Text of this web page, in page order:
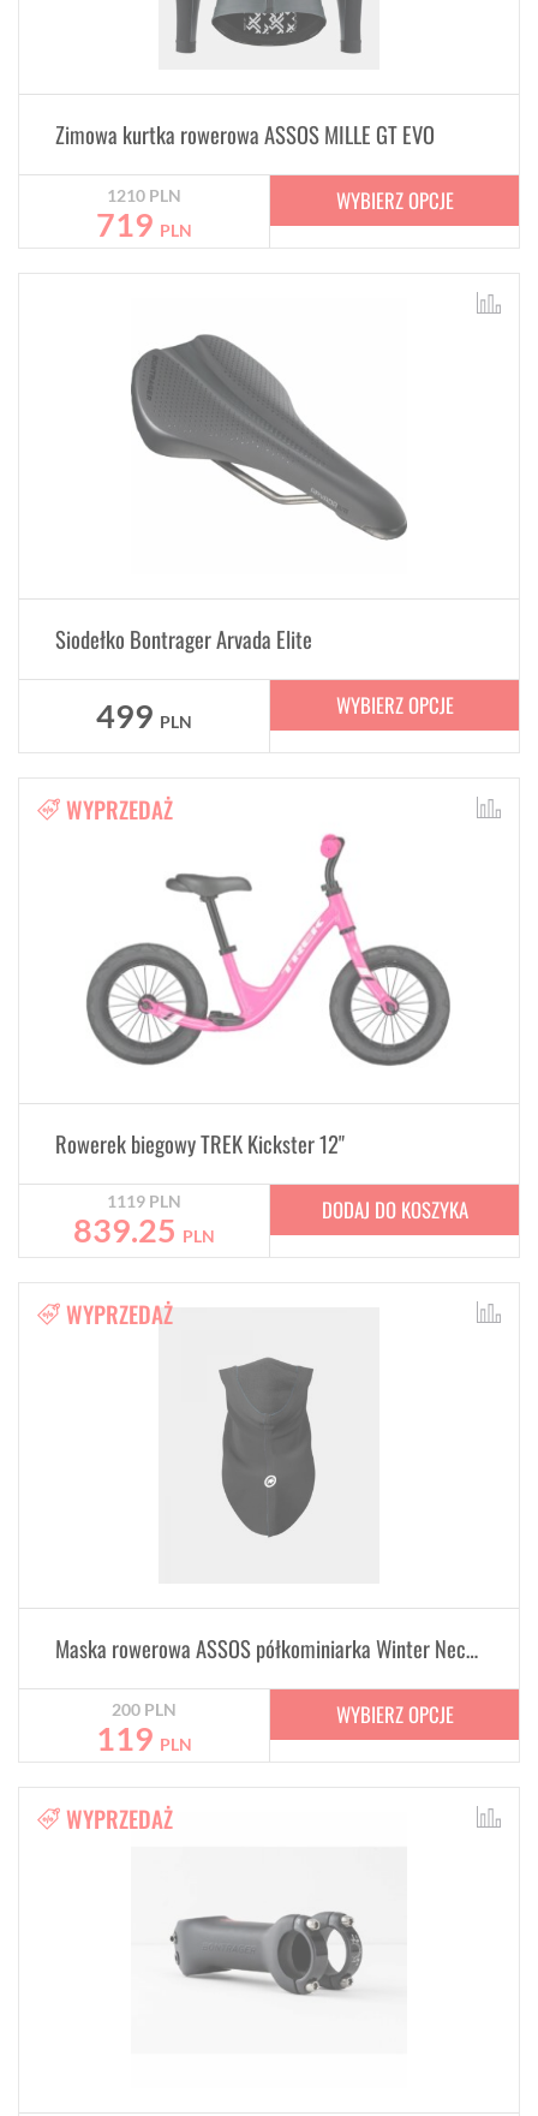
Zimowa kurtka rowerowa ASSOS MILLE GT EVO
1210 PLN
719 PLN
WYBIERZ OPCJE
Siodełko Bontrager Arvada Elite
499 PLN
WYBIERZ OPCJE
WYPRZEDAŻ
Rowerek biegowy TREK Kickster 12"
1119 PLN
839.25 PLN
DODAJ DO KOSZYKA
WYPRZEDAŻ
Maska rowerowa ASSOS półkominiarka Winter Neck Protector
200 PLN
119 PLN
WYBIERZ OPCJE
WYPRZEDAŻ